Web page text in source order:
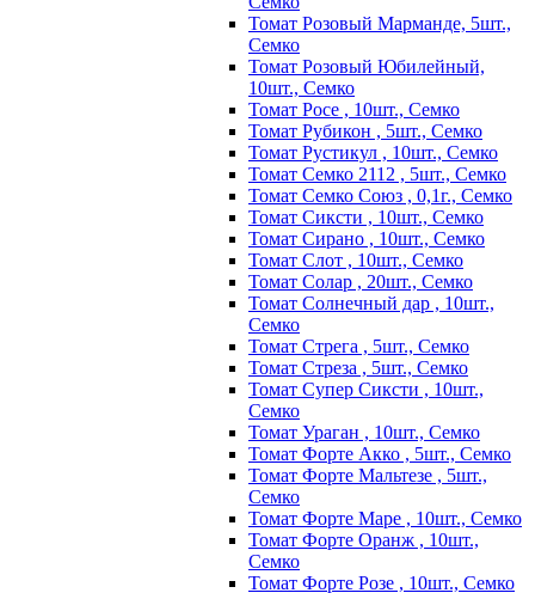
Томат Розовый Марманде, 5шт.,
Семко
Томат Розовый Юбилейный,
10шт., Семко
Томат Росе , 10шт., Семко
Томат Рубикон , 5шт., Семко
Томат Рустикул , 10шт., Семко
Томат Семко 2112 , 5шт., Семко
Томат Семко Союз , 0,1г., Семко
Томат Сиксти , 10шт., Семко
Томат Сирано , 10шт., Семко
Томат Слот , 10шт., Семко
Томат Солар , 20шт., Семко
Томат Солнечный дар , 10шт.,
Семко
Томат Стрега , 5шт., Семко
Томат Стреза , 5шт., Семко
Томат Супер Сиксти , 10шт.,
Семко
Томат Ураган , 10шт., Семко
Томат Форте Акко , 5шт., Семко
Томат Форте Мальтезе , 5шт.,
Семко
Томат Форте Маре , 10шт., Семко
Томат Форте Оранж , 10шт.,
Семко
Томат Форте Розе , 10шт., Семко